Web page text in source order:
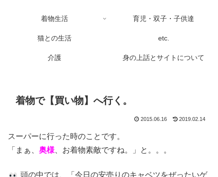
着物生活 育児・双子・子供達
猫との生活 etc.
介護 身の上話とサイトについて
着物で【買い物】へ行く。
2015.06.16 2019.02.14
スーパーに行った時のことです。
「まぁ、 奥様、お着物素敵ですね。」と。。。
頭の中では、「今日の安売りのキャベツをぜったいゲ